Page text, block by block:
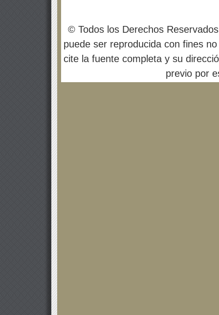
© Todos los Derechos
puede ser reproducida con fines
cite la fuente completa y su
previo por